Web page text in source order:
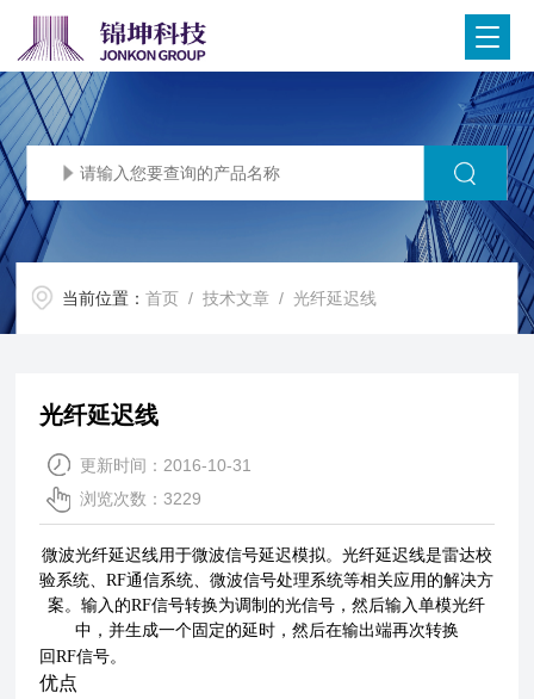
当前位置：首页 /技术文章 / 光纤延迟线
光纤延迟线
更新时间：2016-10-31
浏览次数：3229
微波光纤延迟线用于微波信号延迟模拟。光纤延迟线是雷达校
验系统、RF通信系统、微波信号处理系统等相关应用的解决方
案。输入的RF信号转换为调制的光信号，然后输入单模光纤
中，并生成一个固定的延时，然后在输出端再次转换
回RF信号。
优点